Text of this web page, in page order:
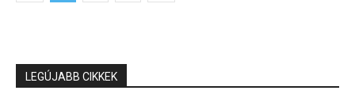
LEGÚJABB CIKKEK